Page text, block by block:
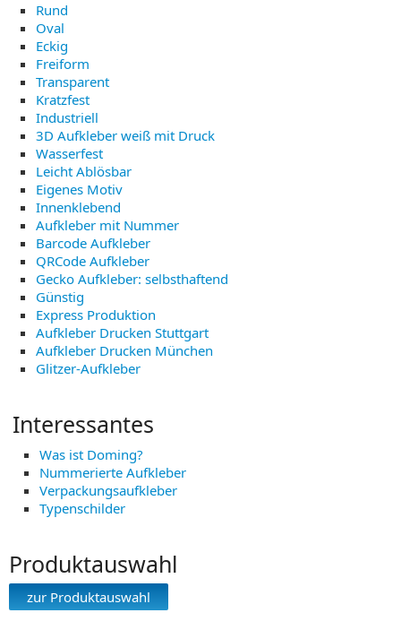
Rund
Oval
Eckig
Freiform
Transparent
Kratzfest
Industriell
3D Aufkleber weiß mit Druck
Wasserfest
Leicht Ablösbar
Eigenes Motiv
Innenklebend
Aufkleber mit Nummer
Barcode Aufkleber
QRCode Aufkleber
Gecko Aufkleber: selbsthaftend
Günstig
Express Produktion
Aufkleber Drucken Stuttgart
Aufkleber Drucken München
Glitzer-Aufkleber
Interessantes
Was ist Doming?
Nummerierte Aufkleber
Verpackungsaufkleber
Typenschilder
Produktauswahl
zur Produktauswahl